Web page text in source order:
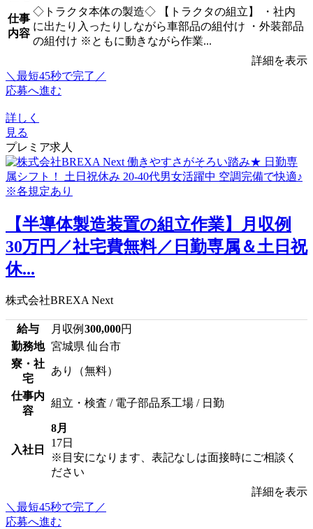
仕事
内容
◇トラクタ本体の製造◇ 【トラクタの組立】 ・社内
に出たり入ったりしながら車部品の組付け ・外装部品
の組付け ※ともに動きながら作業...
詳細を表示
＼最短45秒で完了／
応募へ進む
詳しく
見る
プレミア求人
【半導体製造装置の組立作業】月収例
30万円／社宅費無料／日勤専属＆土日祝
休...
株式会社BREXA Next
給与 月収例 300,000円
勤務地 宮城県 仙台市
寮・社
宅
あり（無料）
仕事内
容
組立・検査 / 電子部品系工場 / 日勤
入社日
8月
17日
※目安になります、表記なしは面接時にご相談く
ださい
詳細を表示
＼最短45秒で完了／
応募へ進む